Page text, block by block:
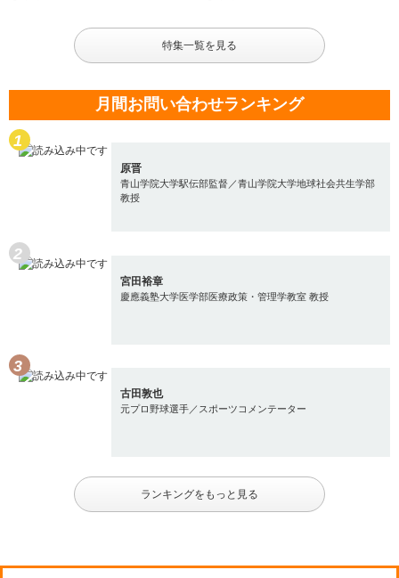
特集一覧を見る
月間お問い合わせランキング
原晋
青山学院大学駅伝部監督／青山学院大学地球社会共生学部
教授
宮田裕章
慶應義塾大学医学部医療政策・管理学教室 教授
古田敦也
元プロ野球選手／スポーツコメンテーター
ランキングをもっと見る